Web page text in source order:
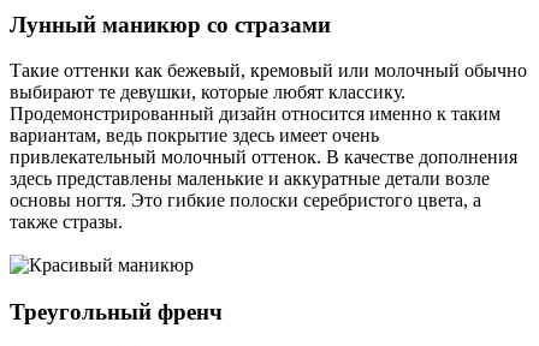
Лунный маникюр со стразами
Такие оттенки как бежевый, кремовый или молочный обычно
выбирают те девушки, которые любят классику.
Продемонстрированный дизайн относится именно к таким
вариантам, ведь покрытие здесь имеет очень
привлекательный молочный оттенок. В качестве дополнения
здесь представлены маленькие и аккуратные детали возле
основы ногтя. Это гибкие полоски серебристого цвета, а
также стразы.
Треугольный френч